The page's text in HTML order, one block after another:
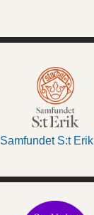
Samfundet S:t Erik